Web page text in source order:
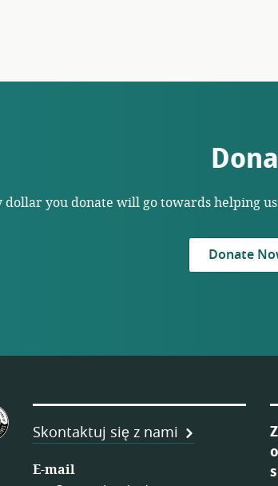
dollar you donate will go towards helping
Donate
Amerykańska
Federacja
Pracowniczych
Skontaktuj się z nami
E-mail